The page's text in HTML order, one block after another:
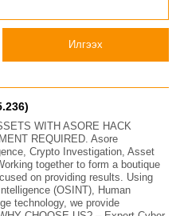
Илгээх
WITH ASORE HACK
REQUIRED. Asore
Crypto Investigation, Asset
together to form a boutique
on providing results. Using
(OSINT), Human
technology, we provide